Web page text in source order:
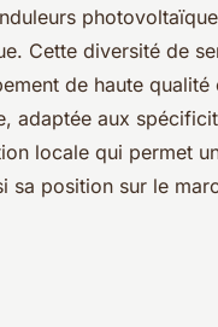
Cette diversité de
de haute
adaptée aux
locale qui permet
position sur le